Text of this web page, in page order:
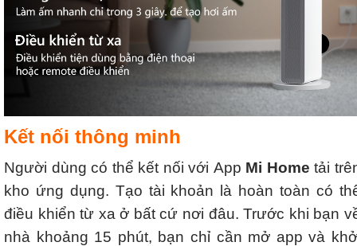
Kết nối thông minh
Người dùng có thể kết nối với App Mi Home tải
kho ứng dụng. Tạo tài khoản là hoàn toàn có
điều khiển từ xa ở bất cứ nơi đâu. Trước khi bạn
nhà khoảng 15 phút, bạn chỉ cần mở app và